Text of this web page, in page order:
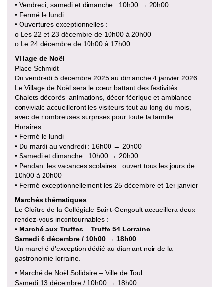
• Vendredi, samedi et dimanche : 10h00 → 20h00
• Fermé le lundi
• Ouvertures exceptionnelles :
o Les 22 et 23 décembre de 10h00 à 20h00
o Le 24 décembre de 10h00 à 17h00
Village de Noël
Place Schmidt
Du vendredi 5 décembre 2025 au dimanche 4 janvier 2026
Le Village de Noël sera le cœur battant des festivités.
Chalets décorés, animations, décor féerique et ambiance
conviviale accueilleront les visiteurs tout au long du mois,
avec de nombreuses surprises pour toute la famille.
Horaires :
• Fermé le lundi
• Du mardi au vendredi : 16h00 → 20h00
• Samedi et dimanche : 10h00 → 20h00
• Pendant les vacances scolaires : ouvert tous les jours de
10h00 à 20h00
• Fermé exceptionnellement les 25 décembre et 1er janvier
Marchés thématiques
Le Cloître de la Collégiale Saint-Gengoult accueillera deux
rendez-vous incontournables :
• Marché aux Truffes – Truffe 54 Lorraine
Samedi 6 décembre / 10h00 → 18h00
Un marché d’exception dédié au diamant noir de la
gastronomie lorraine.
• Marché de Noël Solidaire – Ville de Toul
Samedi 13 décembre / 10h00 → 18h00